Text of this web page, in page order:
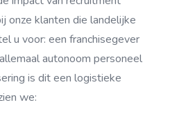
onze klanten die landelijke
u voor: een franchisegever
autonoom personeel
is dit een logistieke
we: